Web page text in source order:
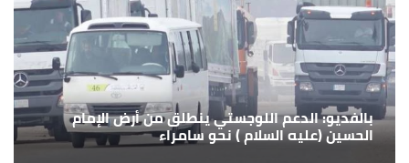
بالفديو: الدعم اللوجستي ينطلق من أرض الإمام
الحسين (عليه السلام ) نحو سامراء